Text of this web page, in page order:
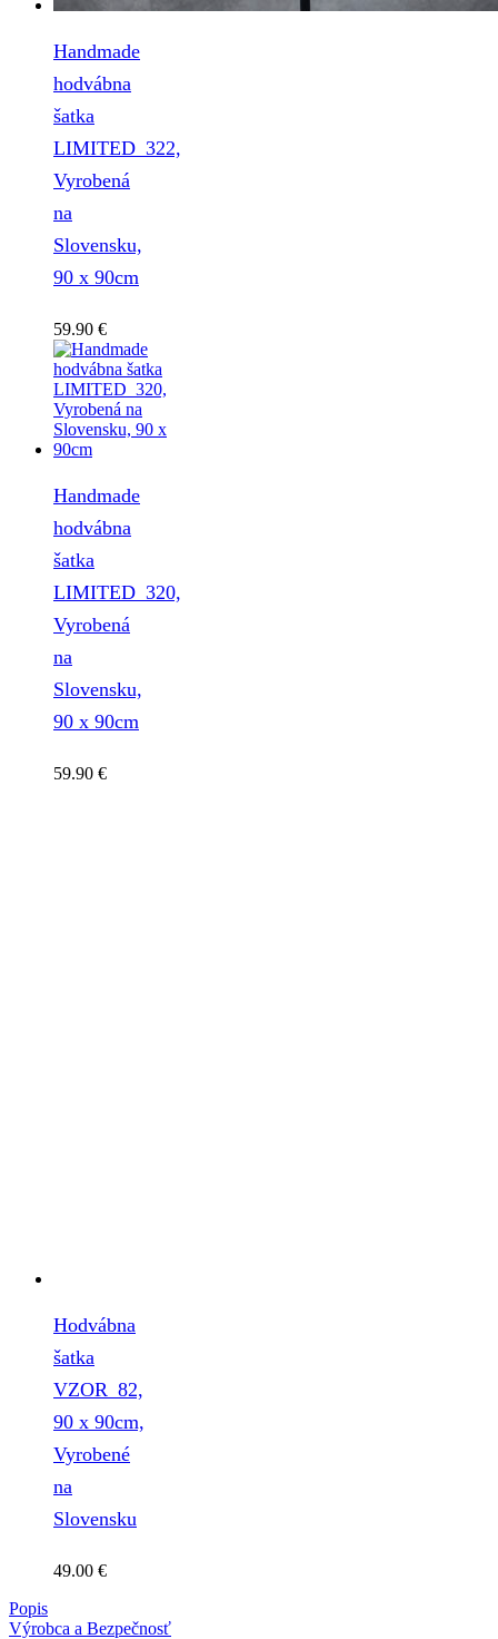
Handmade
hodvábna
šatka
LIMITED_322,
Vyrobená
na
Slovensku,
90 x 90cm
59.90 €
Handmade
hodvábna
šatka
LIMITED_320,
Vyrobená
na
Slovensku,
90 x 90cm
59.90 €
Hodvábna
šatka
VZOR_82,
90 x 90cm,
Vyrobené
na
Slovensku
49.00 €
Popis
Výrobca a Bezpečnosť